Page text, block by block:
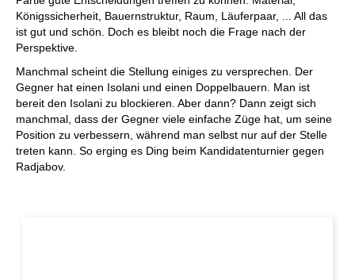
Königssicherheit, Bauernstruktur, Raum, Läuferpaar, ... All das
ist gut und schön. Doch es bleibt noch die Frage nach der
Perspektive.
Manchmal scheint die Stellung einiges zu versprechen. Der
Gegner hat einen Isolani und einen Doppelbauern. Man ist
bereit den Isolani zu blockieren. Aber dann? Dann zeigt sich
manchmal, dass der Gegner viele einfache Züge hat, um seine
Position zu verbessern, während man selbst nur auf der Stelle
treten kann. So erging es Ding beim Kandidatenturnier gegen
Radjabov.